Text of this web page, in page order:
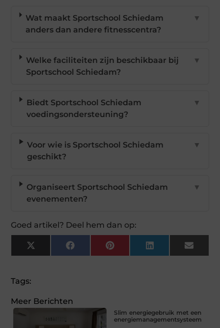
Wat maakt Sportschool Schiedam
anders dan andere fitnesscentra?
▼
Welke faciliteiten zijn beschikbaar bij
Sportschool Schiedam?
▼
Biedt Sportschool Schiedam
voedingsondersteuning?
▼
Voor wie is Sportschool Schiedam
geschikt?
▼
Organiseert Sportschool Schiedam
evenementen?
▼
Goed artikel? Deel hem dan op:
X
(Twitter)
FacebookPinterestLinkedIn Email
Tags:
Meer Berichten
Slim energiegebruik met een
energiemanagementsysteem